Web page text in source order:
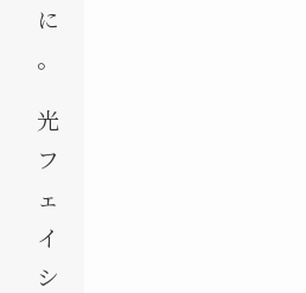
に
。
光
フ
ェ
イ
シ